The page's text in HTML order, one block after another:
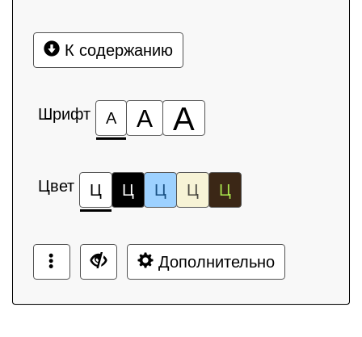
К содержанию
Шрифт А А А
Цвет Ц Ц Ц Ц Ц
Дополнительно